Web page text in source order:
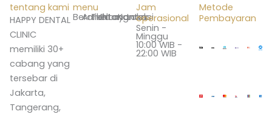
Metode
Pembayaran
tentang kami
HAPPY DENTAL
CLINIC
memiliki 30+
cabang yang
tersebar di
Jakarta,
Tangerang,
menu
Beranda
Artikel
Tentang
Promo
Layanan
Kontak
Lokasi
Jam
operasional
Senin -
Minggu
10:00 WIB -
22:00 WIB